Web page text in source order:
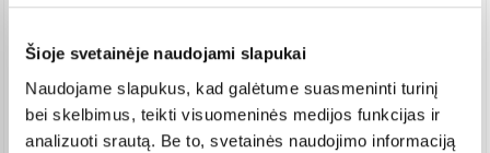
Šioje svetainėje naudojami slapukai
Naudojame slapukus, kad galėtume suasmeninti turinį
bei skelbimus, teikti visuomeninės medijos funkcijas ir
analizuoti srautą. Be to, svetainės naudojimo informaciją
Smartposti paštomatas (2,19 €)
Teirautis
DPD kurjeris (3,99 €)
Teirautis